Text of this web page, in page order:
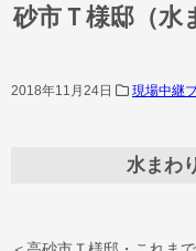
砂市Ｔ様邸（水
2018年11月24日 現場中継
水まわ